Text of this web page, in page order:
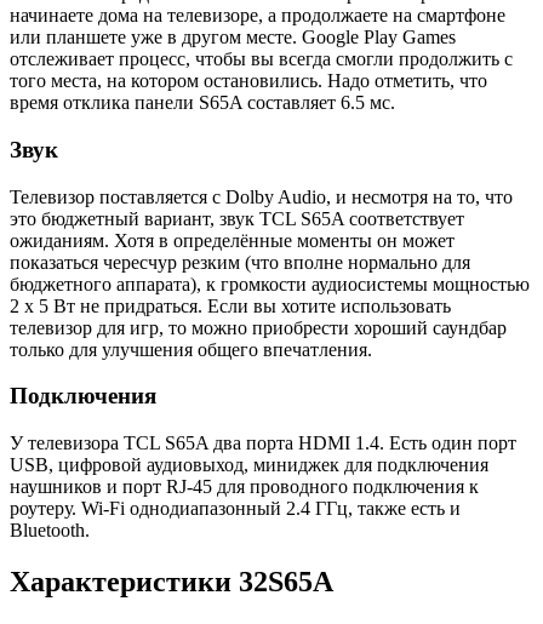
начинаете дома на телевизоре, а продолжаете на смартфоне
или планшете уже в другом месте. Google Play Games
отслеживает процесс, чтобы вы всегда смогли продолжить с
того места, на котором остановились. Надо отметить, что
время отклика панели S65A составляет 6.5 мс.
Звук
Телевизор поставляется с Dolby Audio, и несмотря на то, что
это бюджетный вариант, звук TCL S65A соответствует
ожиданиям. Хотя в определённые моменты он может
показаться чересчур резким (что вполне нормально для
бюджетного аппарата), к громкости аудиосистемы мощностью
2 х 5 Вт не придраться. Если вы хотите использовать
телевизор для игр, то можно приобрести хороший саундбар
только для улучшения общего впечатления.
Подключения
У телевизора TCL S65A два порта HDMI 1.4. Есть один порт
USB, цифровой аудиовыход, миниджек для подключения
наушников и порт RJ-45 для проводного подключения к
роутеру. Wi-Fi однодиапазонный 2.4 ГГц, также есть и
Bluetooth.
Характеристики 32S65A